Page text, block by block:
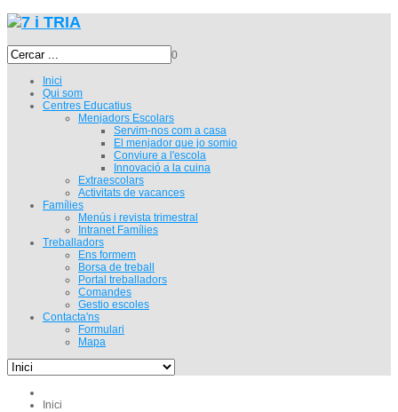
0
Inici
Qui som
Centres Educatius
Menjadors Escolars
Servim-nos com a casa
El menjador que jo somio
Conviure a l'escola
Innovació a la cuina
Extraescolars
Activitats de vacances
Famílies
Menús i revista trimestral
Intranet Famílies
Treballadors
Ens formem
Borsa de treball
Portal treballadors
Comandes
Gestio escoles
Contacta'ns
Formulari
Mapa
Inici